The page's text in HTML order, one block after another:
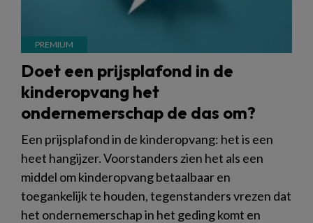
Doet een prijsplafond in de
kinderopvang het
ondernemerschap de das om?
Een prijsplafond in de kinderopvang: het is een
heet hangijzer. Voorstanders zien het als een
middel om kinderopvang betaalbaar en
toegankelijk te houden, tegenstanders vrezen dat
het ondernemerschap in het geding komt en